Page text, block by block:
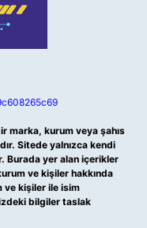
marka, kurum veya şahıs
Sitede yalnızca kendi
Burada yer alan içerikler
ve kişiler hakkında
ve kişiler ile isim
bilgiler taslak